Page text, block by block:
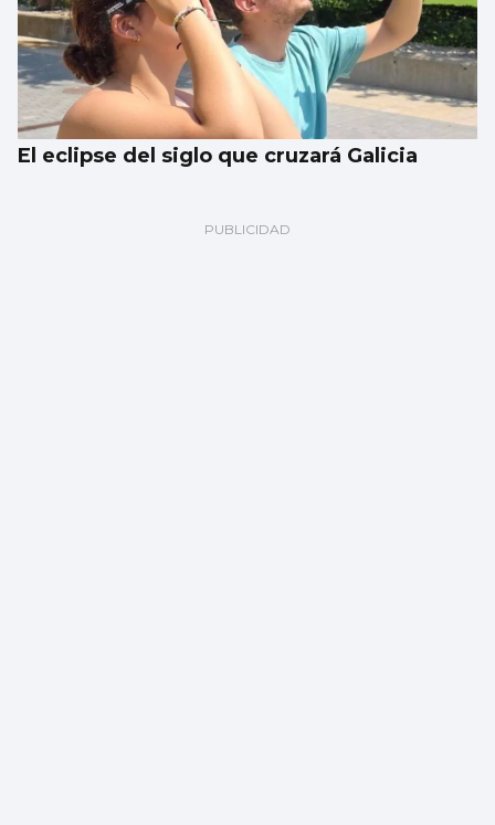
El eclipse del siglo que cruzará Galicia